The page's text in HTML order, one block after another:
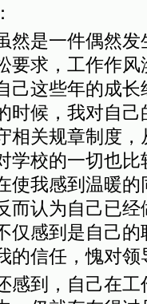
然是一件偶然
要求，工作作
己这些年的成
时候，我对自
相关规章制度
学校的一切也
使我感到温暖
而认为自己已
仅感到是自己
的信任，愧对领
感到，自己在